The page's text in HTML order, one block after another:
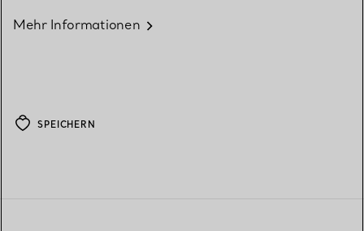
Mehr Informationen
SPEICHERN